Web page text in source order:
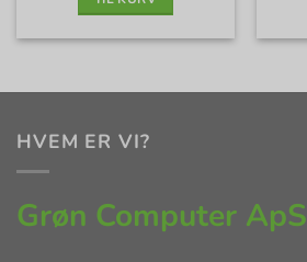
HVEM ER VI?
Grøn Computer ApS